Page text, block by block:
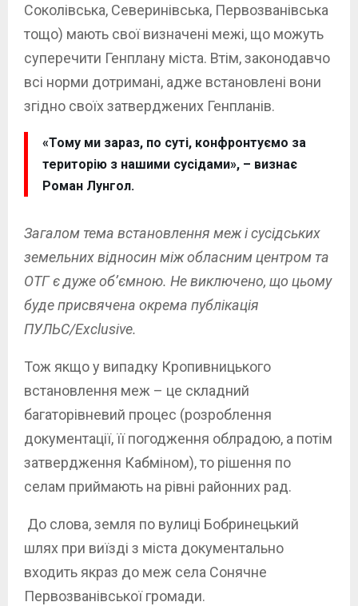
Соколівська, Северинівська, Первозванівська
тощо) мають свої визначені межі, що можуть
суперечити Генплану міста. Втім, законодавчо
всі норми дотримані, адже встановлені вони
згідно своїх затверджених Генпланів.
«Тому ми зараз, по суті, конфронтуємо за
територію з нашими сусідами», – визнає
Роман Лунгол.
Загалом тема встановлення меж і сусідських
земельних відносин між обласним центром та
ОТГ є дуже об’ємною. Не виключено, що цьому
буде присвячена окрема публікація
ПУЛЬС/Exclusive.
Тож якщо у випадку Кропивницького
встановлення меж – це складний
багаторівневий процес (розроблення
документації, її погодження облрадою, а потім
затвердження Кабміном), то рішення по
селам приймають на рівні районних рад.
До слова, земля по вулиці Бобринецький
шлях при виїзді з міста документально
входить якраз до меж села Сонячне
Первозванівської громади.